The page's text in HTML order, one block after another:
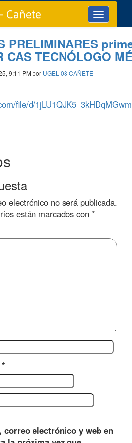
Toggle
navigation
Cañete
PRELIMINARES
CAS TECNÓLOGO
9:11 PM por UGEL 08 CAÑETE
file/d/
electrónico no será publicada.
están marcados con *
*
correo electrónico y web en